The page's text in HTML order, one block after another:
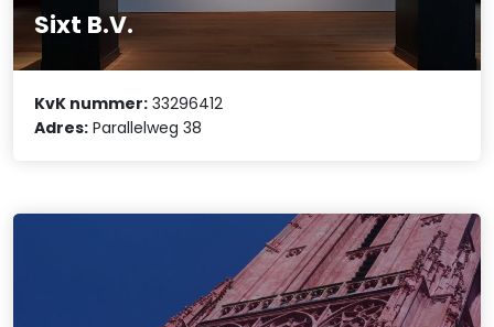
Sixt B.V.
KvK nummer: 33296412
Adres: Parallelweg 38